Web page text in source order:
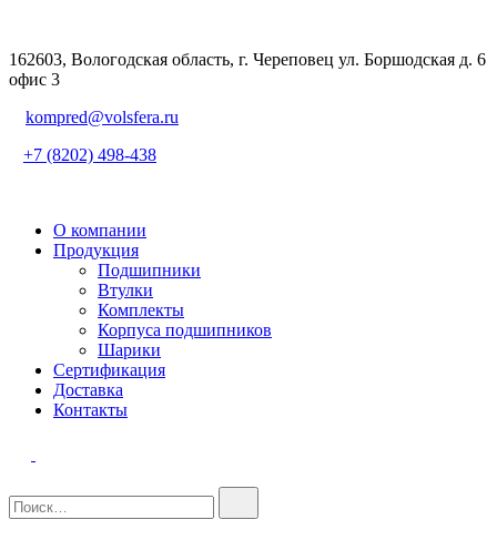
162603, Вологодская область, г. Череповец ул. Боршодская д. 6
офис 3
kompred@volsfera.ru
+7 (8202) 498-438
О компании
Продукция
Подшипники
Втулки
Комплекты
Корпуса подшипников
Шарики
Сертификация
Доставка
Контакты